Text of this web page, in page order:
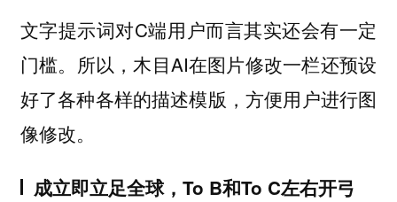
文字提示词对C端用户而言其实还会有一定
门槛。所以，木目AI在图片修改一栏还预设
好了各种各样的描述模版，方便用户进行图
像修改。
成立即立足全球，To B和To C左右开弓